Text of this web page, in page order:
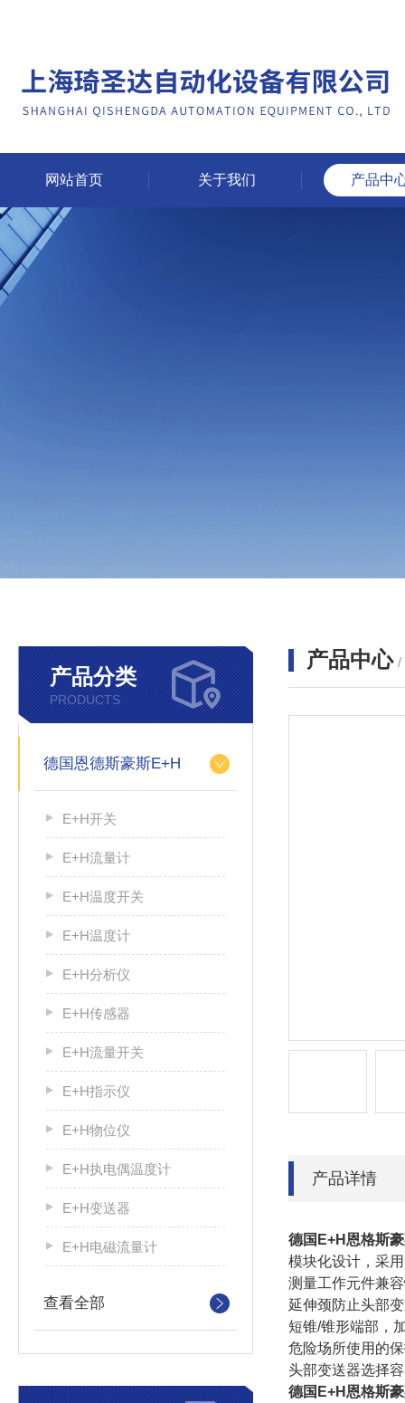
网站首页 关于我们 产品中
产品分类
PRODUCTS
德国恩德斯豪斯E+H
E+H开关
E+H流量计
E+H温度开关
E+H温度计
E+H分析仪
E+H传感器
E+H流量开关
E+H指示仪
E+H物位仪
E+H执电偶温度计
E+H变送器
E+H电磁流量计
查看全部
产品中心 /
产品详情
德国E+H恩格斯
模块化设计，采
测量工作元件兼
延伸颈防止头部
短锥/锥形端部，
危险场所使用的
头部变送器选择
德国E+H恩格斯